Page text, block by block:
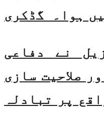
ہوا۔ گڈکری
نے دفاعی
صلاحیت سازی
پر تبادلہ